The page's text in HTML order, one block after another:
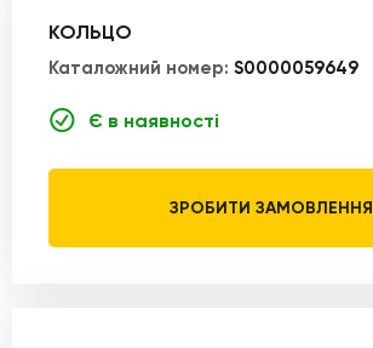
КОЛЬЦО
Каталожний номер: S0000059649
Є в наявності
ЗРОБИТИ ЗАМОВЛЕННЯ